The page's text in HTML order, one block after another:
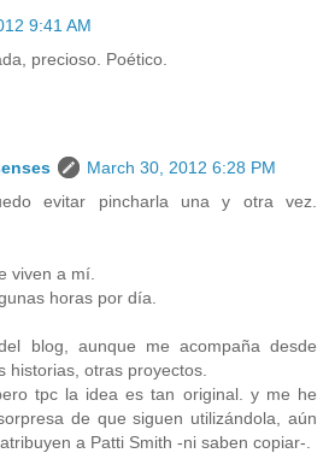
9:41 AM
precioso. Poético.
March 30, 2012 6:28 PM
evitar pincharla una y otra vez.
viven a mí.
horas por día.
blog, aunque me acompaña desde
historias, otras proyectos.
tpc la idea es tan original. y me he
de que siguen utilizándola, aún
a Patti Smith -ni saben copiar-.